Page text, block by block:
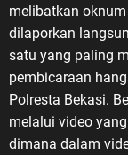
melibatkan
dilaporkan
satu yang paling
pembicaraan
Polresta Bekasi.
melalui video
dimana dalam